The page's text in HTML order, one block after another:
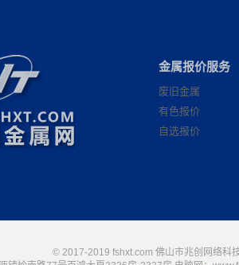
金属报价服务
废旧金属
有色报价
自选报价
© 2017-2019 fshxt.com 佛山市兆创网络科